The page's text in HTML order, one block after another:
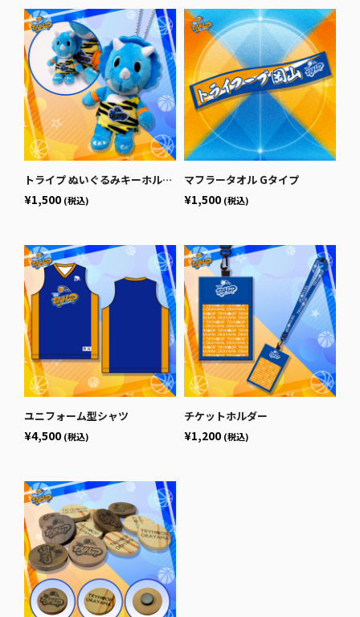
トライプ ぬいぐるみキーホルダー
¥1,500 (税込)
マフラータオル Gタイプ
¥1,500 (税込)
ユニフォーム型シャツ
¥4,500 (税込)
チケットホルダー
¥1,200 (税込)